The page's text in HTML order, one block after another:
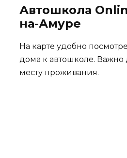
Автошкола
на-Амуре
На карте удобно
дома к автошколе. Важно
месту проживания.